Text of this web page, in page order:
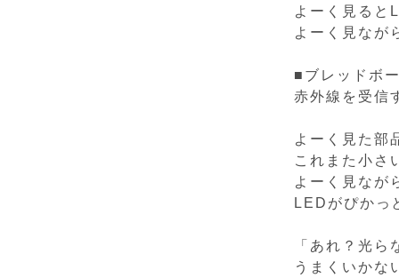
よーく見ると
よーく見なが
■ブレッドボ
赤外線を受信
よーく見た部
これまた小さ
よーく見なが
LEDがぴかっ
「あれ？光ら
うまくいかな